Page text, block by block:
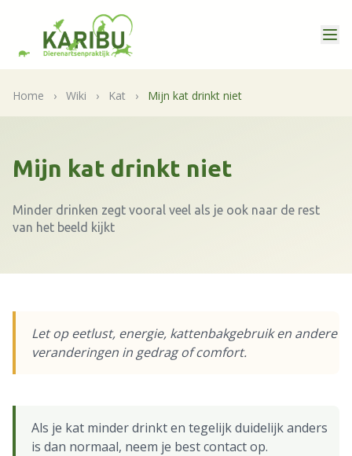
Home › Wiki › Kat › Mijn kat drinkt niet
Mijn kat drinkt niet
Minder drinken zegt vooral veel als je ook naar de rest
van het beeld kijkt
Let op eetlust, energie, kattenbakgebruik en andere
veranderingen in gedrag of comfort.
Als je kat minder drinkt en tegelijk duidelijk anders
is dan normaal, neem je best contact op.